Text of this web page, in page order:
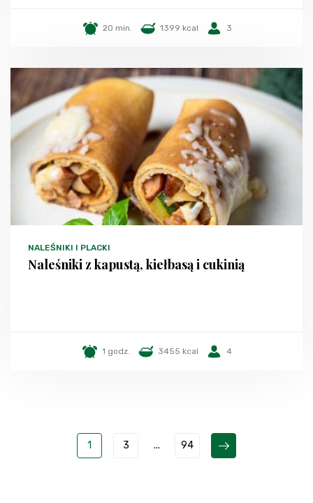
20 min. 1399 kcal 3
NALEŚNIKI I PLACKI
Naleśniki z kapustą, kiełbasą i cukinią
1 godz. 3455 kcal 4
1 3 ... 94